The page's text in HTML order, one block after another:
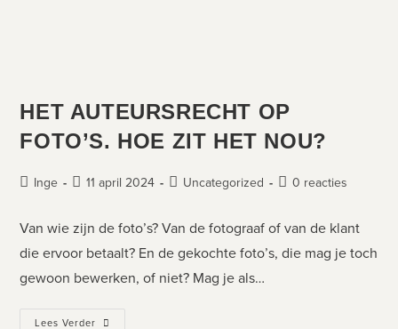
HET AUTEURSRECHT OP
FOTO’S. HOE ZIT HET NOU?
Inge 11 april 2024 Uncategorized 0 reacties
Van wie zijn de foto’s? Van de fotograaf of van de klant
die ervoor betaalt? En de gekochte foto’s, die mag je toch
gewoon bewerken, of niet? Mag je als…
Lees Verder